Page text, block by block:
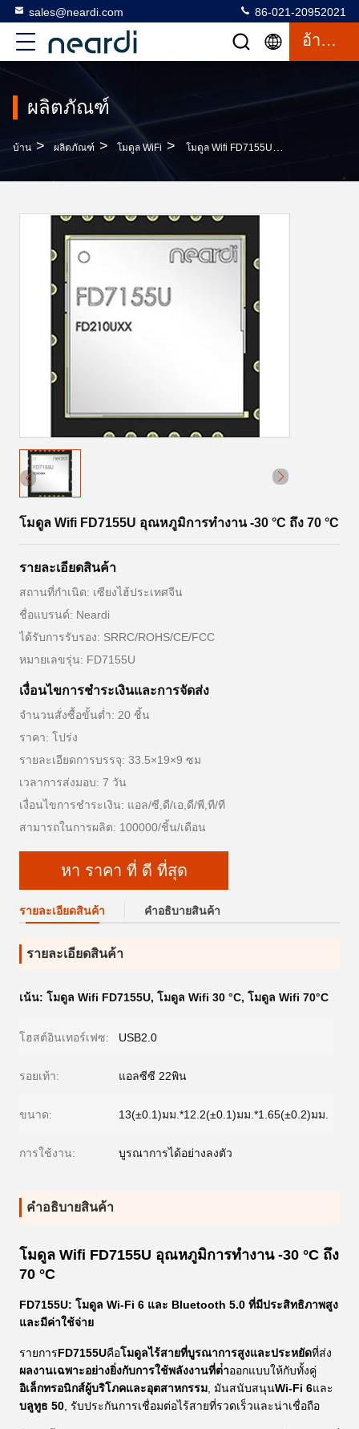
sales@neardi.com 86-021-20952021
อ้างอิง
ผลิตภัณฑ์
บ้าน > ผลิตภัณฑ์ > โมดูล WiFi > โมดูล Wifi FD7155U อุณหภูมิการทํางาน -30 °C ถึง 70 °C
โมดูล Wifi FD7155U อุณหภูมิการทํางาน -30 °C ถึง 70 °C
รายละเอียดสินค้า
สถานที่กำเนิด: เซียงไฮ้ประเทศจีน
ชื่อแบรนด์: Neardi
ได้รับการรับรอง: SRRC/ROHS/CE/FCC
หมายเลขรุ่น: FD7155U
เงื่อนไขการชําระเงินและการจัดส่ง
จำนวนสั่งซื้อขั้นต่ำ: 20 ชิ้น
ราคา: โปร่ง
รายละเอียดการบรรจุ: 33.5×19×9 ซม
เวลาการส่งมอบ: 7 วัน
เงื่อนไขการชำระเงิน: แอล/ซี,ดี/เอ,ดี/พี,ที/ที
สามารถในการผลิต: 100000/ชิ้น/เดือน
หา ราคา ที่ ดี ที่สุด
รายละเอียดสินค้า คําอธิบายสินค้า
รายละเอียดสินค้า
เน้น: โมดูล Wifi FD7155U, โมดูล Wifi 30 °C, โมดูล Wifi 70°C
โฮสต์อินเทอร์เฟซ: USB2.0
รอยเท้า: แอลซีซี 22พิน
ขนาด: 13(±0.1)มม.*12.2(±0.1)มม.*1.65(±0.2)มม.
การใช้งาน: บูรณาการได้อย่างลงตัว
คําอธิบายสินค้า
โมดูล Wifi FD7155U อุณหภูมิการทํางาน -30 °C ถึง
70 °C
FD7155U: โมดูล Wi-Fi 6 และ Bluetooth 5.0 ที่มีประสิทธิภาพสูง
และมีค่าใช้จ่าย
รายการFD7155Uคือโมดูลไร้สายที่บูรณาการสูงและประหยัดที่ส่ง
ผลงานเฉพาะอย่างยิ่งกับการใช้พลังงานที่ต่ําออกแบบให้กับทั้งคู่
อิเล็กทรอนิกส์ผู้บริโภคและอุตสาหกรรม , มันสนับสนุนWi-Fi 6และ
บลูทูธ 50 , รับประกันการเชื่อมต่อไร้สายที่รวดเร็วและน่าเชื่อถือ